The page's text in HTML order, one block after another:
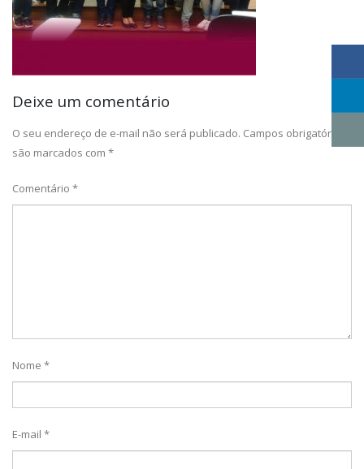
Deixe um comentário
O seu endereço de e-mail não será publicado. Campos obrigatórios
são marcados com *
Comentário *
Nome *
E-mail *